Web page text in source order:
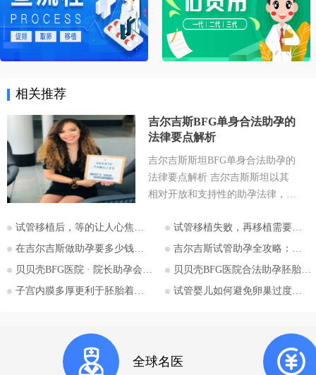
相关推荐
吉尔吉斯BFG单身合法助孕的
法律要点解析
吉尔吉斯斯坦BFG单身合法助孕的
法律要点解析 吉尔吉斯斯坦以其
相对开放和支持性的助孕法律，成
地。特别是对于希望通过助孕实现
为人父母梦想的单身人士，吉尔吉
斯斯坦的法律框架值得深入探讨。
法律的核心要点，并特别关注单身
拉套大学附属BFG生殖妇产医院的
咨询信息。 核心要点一：吉尔吉
试管移植后，等的让人心焦的胎心和胎芽，何时会出现？
试管移植失败，再移植需要注意哪些？
在吉尔吉斯做助孕要多少钱？2026比什凯克费用全公开，拒绝隐形消费
吉尔吉斯试管助孕全攻略：为什么越来越多的中国家庭选择比什凯克？
贝贝壳BFG医院 · 院长助孕会（济南站）
贝贝壳BFG医院合法助孕胚胎移植流程详解
子宫内膜多厚更利于胚胎着床？
试管婴儿如何避免卵巢过度刺激综合征
全球名医